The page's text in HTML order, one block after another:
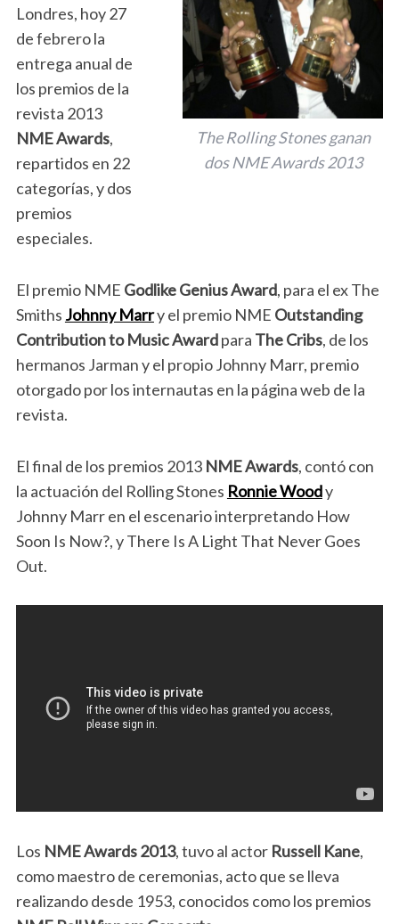
The Rolling Stones ganan
dos NME Awards 2013
Londres, hoy 27
de febrero la
entrega anual de
los premios de la
revista 2013
NME Awards,
repartidos en 22
categorías, y dos
premios
especiales.
El premio NME Godlike Genius Award, para el ex The
Smiths Johnny Marry el premio NME Outstanding
Contribution to Music Awardpara The Cribs, de los
hermanos Jarman y el propio Johnny Marr, premio
otorgado por los internautas en la página web de la
revista.
El final de los premios 2013NME Awards, contó con
la actuación del Rolling Stones Ronnie Woody
Johnny Marr en el escenario interpretando How
Soon Is Now?, y There Is A Light That Never Goes
Out.
Los NME Awards 2013, tuvo al actor Russell Kane,
como maestro de ceremonias, acto que se lleva
realizando desde 1953, conocidos como los premios